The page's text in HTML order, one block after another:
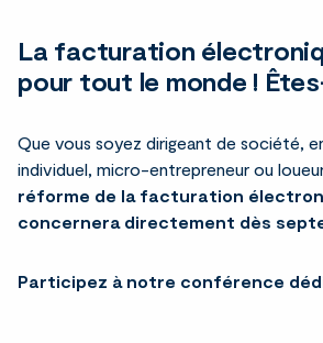
La facturation
pour tout le monde !
Que vous soyez dirigeant de société,
individuel, micro-entrepreneur ou
réforme de la facturation
concernera directement dès
Participez à notre conférence